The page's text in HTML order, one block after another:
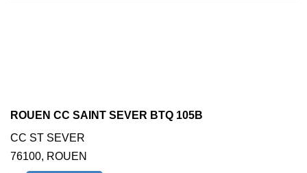
ROUEN CC SAINT SEVER BTQ 105B
CC ST SEVER
76100, ROUEN